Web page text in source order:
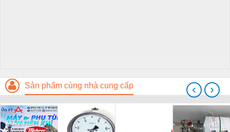
Sản phẩm cùng nhà cung cấp ‹ ›